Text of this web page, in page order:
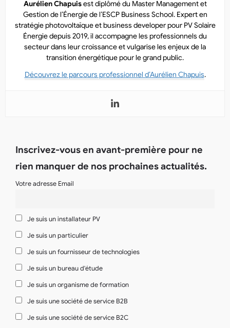
Aurélien Chapuisest diplômé du Master Management et
Gestion de l’Énergie de l’ESCP Business School. Expert en
stratégie photovoltaïque et business developer pour PV Solaire
Énergie depuis 2019, il accompagne les professionnels du
secteur dans leur croissance et vulgarise les enjeux de la
transition énergétique pour le grand public.
Découvrez le parcours professionnel d’Aurélien Chapuis.
Inscrivez-vous en avant-première pour ne
rien manquer de nos prochaines actualités.
Votre adresse Email
Je suis un installateur PV
Je suis un particulier
Je suis un fournisseur de technologies
Je suis un bureau d'étude
Je suis un organisme de formation
Je suis une société de service B2B
Je suis une société de service B2C